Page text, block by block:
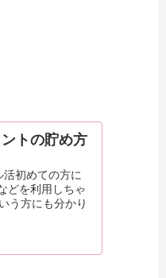
トの貯め方
初めての方に
どを利用しちゃ
う方にも分かり